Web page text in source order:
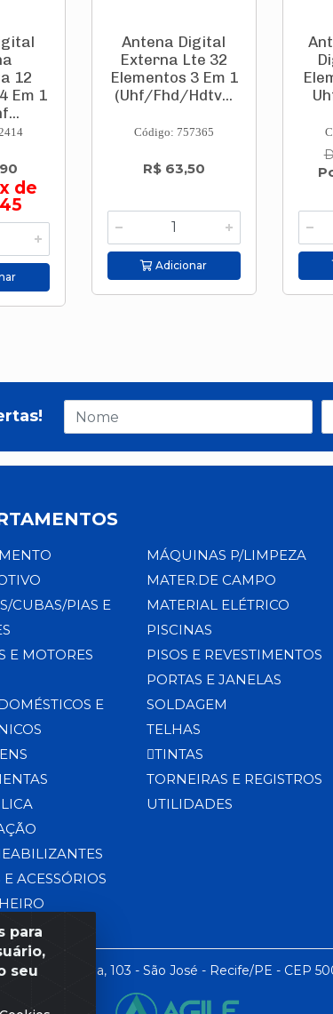
12
Em 1
de
Antena Digital
Externa Lte 32
Elementos 3 Em 1
(Uhf/Fhd/Hdtv...
Código: 757365
R$ 63,50
Adicionar
para
seu
CUBAS/PIAS E
E MOTORES
E
ACESSÓRIOS
MÁQUINAS P/LIMPEZA
MATER.DE CAMPO
MATERIAL ELÉTRICO
PISCINAS
PISOS E REVESTIMENTOS
PORTAS E JANELAS
SOLDAGEM
TELHAS
TINTAS
TORNEIRAS E REGISTROS
UTILIDADES
- Rua da Praia, 103 - São José - Recife/PE - CEP